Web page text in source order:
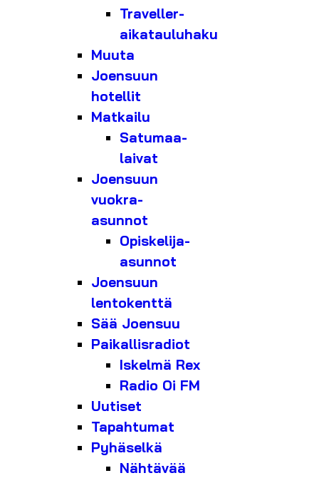
Traveller-
aikatauluhaku
Muuta
Joensuun
hotellit
Matkailu
Satumaa-
laivat
Joensuun
vuokra-
asunnot
Opiskelija-
asunnot
Joensuun
lentokenttä
Sää Joensuu
Paikallisradiot
Iskelmä Rex
Radio Oi FM
Uutiset
Tapahtumat
Pyhäselkä
Nähtävää